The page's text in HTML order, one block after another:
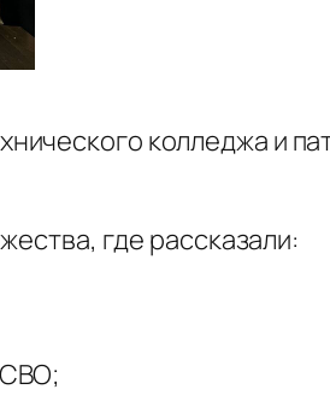
колледжа и
где рассказали: